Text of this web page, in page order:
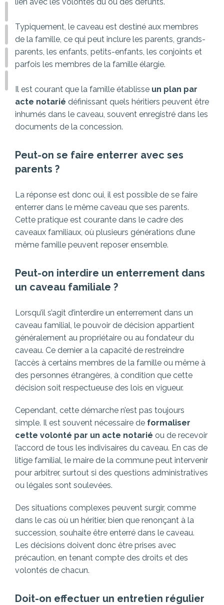
Typiquement, le caveau est destiné aux membres
de la famille, ce qui peut inclure les parents, grands-
parents, les enfants, petits-enfants, les conjoints et
parfois les membres de la famille élargie.
Il est courant que la famille établisse un plan par
acte notarié définissant quels héritiers peuvent être
inhumés dans le caveau, souvent enregistré dans les
documents de la concession.
Peut-on se faire enterrer avec ses
parents ?
La réponse est donc oui, il est possible de se faire
enterrer dans le même caveau que ses parents.
Cette pratique est courante dans le cadre des
caveaux familiaux, où plusieurs générations d’une
même famille peuvent reposer ensemble.
Peut-on interdire un enterrement dans
un caveau familiale ?
Lorsqu’il s’agit d’interdire un enterrement dans un
caveau familial, le pouvoir de décision appartient
généralement au propriétaire ou au fondateur du
caveau. Ce dernier a la capacité de restreindre
l’accès à certains membres de la famille ou même à
des personnes étrangères, à condition que cette
décision soit respectueuse des lois en vigueur.
Cependant, cette démarche n’est pas toujours
simple. Il est souvent nécessaire de formaliser
cette volonté par un acte notarié ou de recevoir
l’accord de tous les indivisaires du caveau. En cas de
litige familial, le maire de la commune peut intervenir
pour arbitrer, surtout si des questions administratives
ou légales sont soulevées.
Des situations complexes peuvent surgir, comme
dans le cas où un héritier, bien que renonçant à la
succession, souhaite être enterré dans le caveau.
Les décisions doivent donc être prises avec
précaution, en tenant compte des droits et des
volontés de chacun.
Doit-on effectuer un entretien régulier